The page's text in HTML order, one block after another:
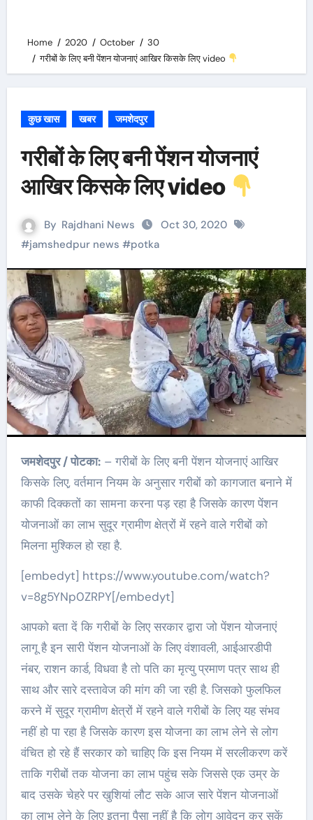
Home 2020 October
30
गरीबों के लिए बनी पेंशन योजनाएं आखिर किसके लिए video
कुछ खास खबर जमशेदपुर
गरीबों के लिए बनी पेंशन योजनाएं
आखिर किसके लिए video
By Rajdhani News
Oct 30, 2020
#jamshedpur news #potka
जमशेदपुर / पोटका:– गरीबों के लिए बनी पेंशन योजनाएं आखिर
किसके लिए, वर्तमान नियम के अनुसार गरीबों को कागजात बनाने में
काफी दिक्कतों का सामना करना पड़ रहा है जिसके कारण पेंशन
योजनाओं का लाभ सुदूर ग्रामीण क्षेत्रों में रहने वाले गरीबों को
मिलना मुश्किल हो रहा है.
[embedyt] https://www.youtube.com/watch?
v=8g5YNp0ZRPY[/embedyt]
आपको बता दें कि गरीबों के लिए सरकार द्वारा जो पेंशन योजनाएं
लागू है इन सारी पेंशन योजनाओं के लिए वंशावली, आईआरडीपी
नंबर, राशन कार्ड, विधवा है तो पति का मृत्यु प्रमाण पत्र साथ ही
साथ और सारे दस्तावेज की मांग की जा रही है. जिसको फुलफिल
करने में सुदूर ग्रामीण क्षेत्रों में रहने वाले गरीबों के लिए यह संभव
नहीं हो पा रहा है जिसके कारण इस योजना का लाभ लेने से लोग
वंचित हो रहे हैं सरकार को चाहिए कि इस नियम में सरलीकरण करें
ताकि गरीबों तक योजना का लाभ पहुंच सके जिससे एक उम्र के
बाद उसके चेहरे पर खुशियां लौट सके आज सारे पेंशन योजनाओं
का लाभ लेने के लिए इतना पैसा नहीं है कि लोग आवेदन कर सकें